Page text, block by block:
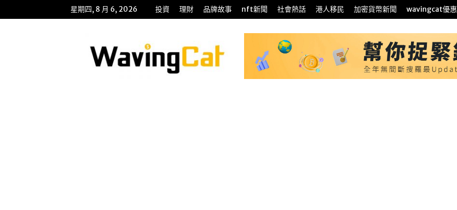
星期四, 8 月 6, 2026 投資 理財 品牌故事 nft新聞 社會熱話 港人移民 加密貨幣新聞 wavingcat優惠
招
財
貓